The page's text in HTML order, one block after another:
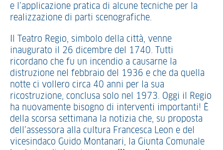
e l’applicazione pratica di alcune tecniche per la
realizzazione di parti scenografiche.
Il Teatro Regio, simbolo della città, venne
inaugurato il 26 dicembre del 1740. Tutti
ricordano che fu un incendio a causarne la
distruzione nel febbraio del 1936 e che da quella
notte ci vollero circa 40 anni per la sua
ricostruzione, conclusa solo nel 1973. Oggi il Regio
ha nuovamente bisogno di interventi importanti! È
della scorsa settimana la notizia che, su proposta
dell’assessora alla cultura Francesca Leon e del
vicesindaco Guido Montanari, la Giunta Comunale